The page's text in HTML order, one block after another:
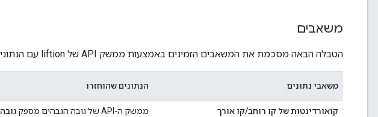
משאבים
הטבלה הבאה מסכמת את המשאבים הזמינים באמצעות ממשק API של liftion עם הנתונים שהוא מחזיר.
משאבי נתונים הנתונים שהוחזרו
קואורדינטות של קו רוחב/קו אורך ממשק ה-API של גובה הגבהים מספק